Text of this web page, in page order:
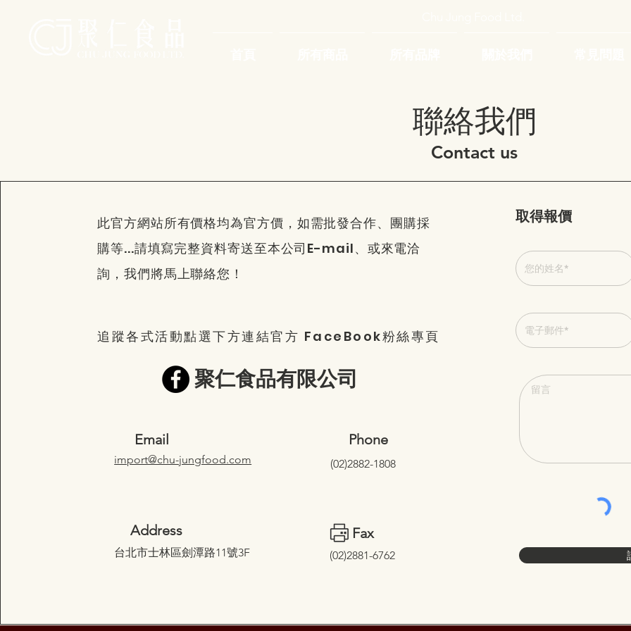
​聯絡我們
Contact us
此官方網站所有價格均為官方價，如需批發合作、團購採
購等...請填寫完整資料寄送至本公司E-mail、或來電洽
詢，我們將馬上聯絡您！
​聚仁食品有限公司
追蹤各式活動點選下方連結官方 FaceBook粉絲專頁
Email
import@chu-jungfood.com
Phone
(02)2882-1808
Address
台北市士林區劍潭路11號3F
Fax
(02)2881-6762
取得報價